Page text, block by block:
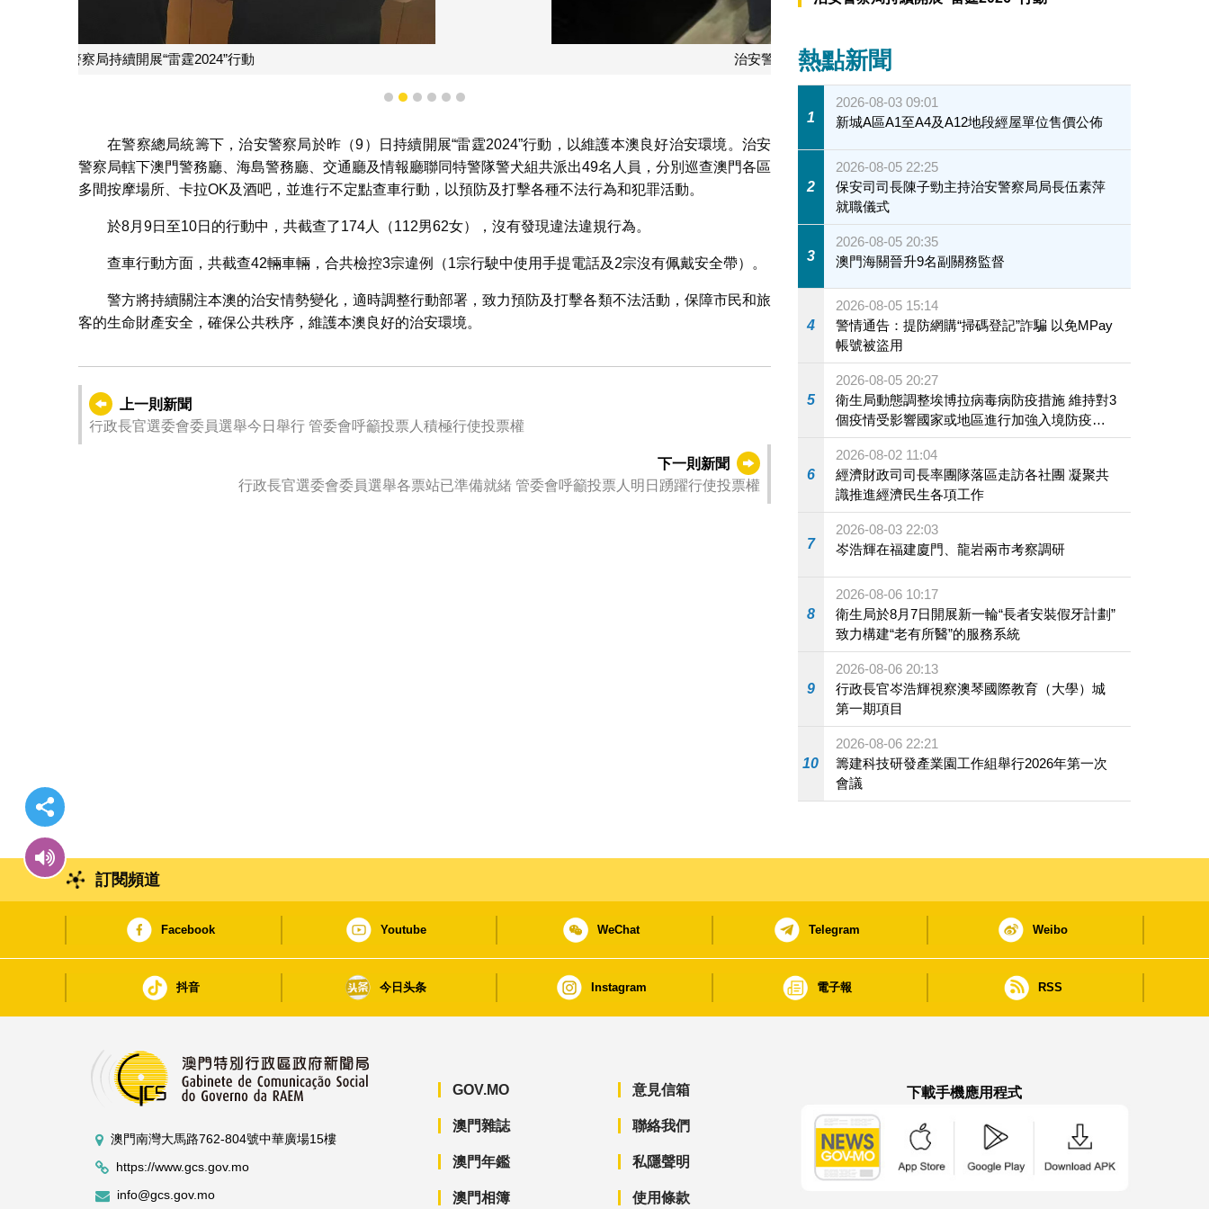
1 2 3 4 5 6
在警察總局統籌下，治安警察局於昨（9）日持續開展“雷霆2024”行動，以維護本澳良好治安環境。治安
警察局轄下澳門警務廳、海島警務廳、交通廳及情報廳聯同特警隊警犬組共派出49名人員，分別巡查澳門各區
多間按摩場所、卡拉OK及酒吧，並進行不定點查車行動，以預防及打擊各種不法行為和犯罪活動。
於8月9日至10日的行動中，共截查了174人（112男62女），沒有發現違法違規行為。
查車行動方面，共截查42輛車輛，合共檢控3宗違例（1宗行駛中使用手提電話及2宗沒有佩戴安全帶）。
警方將持續關注本澳的治安情勢變化，適時調整行動部署，致力預防及打擊各類不法活動，保障市民和旅
客的生命財產安全，確保公共秩序，維護本澳良好的治安環境。
上一則新聞
行政長官選委會委員選舉今日舉行 管委會呼籲投票人積極行使投票權
下一則新聞
行政長官選委會委員選舉各票站已準備就緒 管委會呼籲投票人明日踴躍行使投票權
熱點新聞
1
2026-08-03 09:01
新城A區A1至A4及A12地段經屋單位售價公佈
2
2026-08-05 22:25
保安司司長陳子勁主持治安警察局局長伍素萍
就職儀式
3
2026-08-05 20:35
澳門海關晉升9名副關務監督
4
2026-08-05 15:14
警情通告：提防網購“掃碼登記”詐騙 以免MPay
帳號被盜用
5
2026-08-05 20:27
衛生局動態調整埃博拉病毒病防疫措施 維持對3
個疫情受影響國家或地區進行加強入境防疫措
施
6
2026-08-02 11:04
經濟財政司司長率團隊落區走訪各社團 凝聚共
識推進經濟民生各項工作
7
2026-08-03 22:03
岑浩輝在福建廈門、龍岩兩市考察調研
8
2026-08-06 10:17
衛生局於8月7日開展新一輪“長者安裝假牙計劃”
致力構建“老有所醫”的服務系統
9
2026-08-06 20:13
行政長官岑浩輝視察澳琴國際教育（大學）城
第一期項目
10
2026-08-06 22:21
籌建科技研發產業園工作組舉行2026年第一次
會議
訂閱頻道
Facebook Youtube WeChat Telegram Weibo
抖音 今日头条 Instagram 電子報 RSS
澳門南灣大馬路762-804號中華廣場15樓
https://www.gcs.gov.mo
info@gcs.gov.mo
GOV.MO
澳門雜誌
澳門年鑑
澳門相簿
意見信箱
聯絡我們
私隱聲明
使用條款
下載手機應用程式